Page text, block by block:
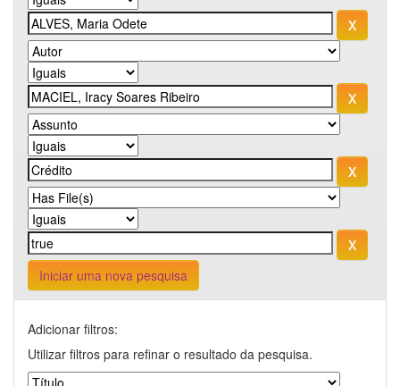
Iniciar uma nova pesquisa
Adicionar filtros:
Utilizar filtros para refinar o resultado da pesquisa.